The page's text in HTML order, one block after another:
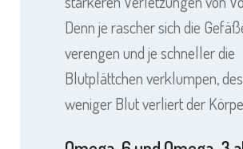
Denn je rascher sich die
verengen und je schneller die
Blutplättchen verklumpen,
weniger Blut verliert der